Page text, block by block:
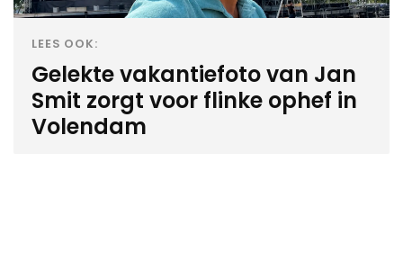
LEES OOK:
Gelekte vakantiefoto van Jan
Smit zorgt voor flinke ophef in
Volendam